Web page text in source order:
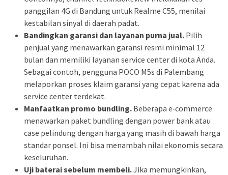
panggilan 4G di Bandung untuk Realme C55, menilai
kestabilan sinyal di daerah padat.
Bandingkan garansi dan layanan purna jual. Pilih
penjual yang menawarkan garansi resmi minimal 12
bulan dan memiliki layanan service center di kota Anda.
Sebagai contoh, pengguna POCO M5s di Palembang
melaporkan proses klaim garansi yang cepat karena ada
service center terdekat.
Manfaatkan promo bundling. Beberapa e‑commerce
menawarkan paket bundling dengan power bank atau
case pelindung dengan harga yang masih di bawah harga
standar ponsel. Ini bisa menambah nilai ekonomis secara
keseluruhan.
Uji baterai sebelum membeli.Jika memungkinkan,